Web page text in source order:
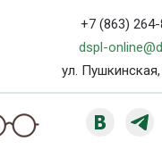
+7 (863)
dspl-
ул.